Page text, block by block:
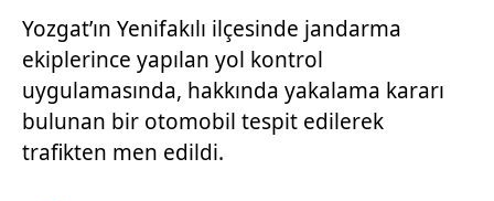
Yozgat’ın Yenifakılı ilçesinde jandarma
ekiplerince yapılan yol kontrol
uygulamasında, hakkında yakalama kararı
bulunan bir otomobil tespit edilerek
trafikten men edildi.